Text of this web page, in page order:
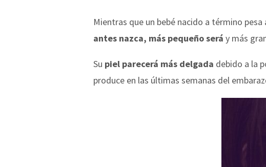
Mientras que un bebé nacido a término
antes nazca, más pequeño será y más
Su piel parecerá más delgada debido a la
produce en las últimas semanas del